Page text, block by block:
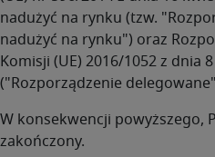
nadużyć na rynku (tzw.
nadużyć na rynku") oraz
Komisji (UE) 2016/1052 z dnia
("Rozporządzenie
W konsekwencji powyższego,
zakończony.